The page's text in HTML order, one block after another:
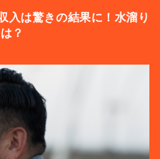
入は驚きの結果に！水溜り
？